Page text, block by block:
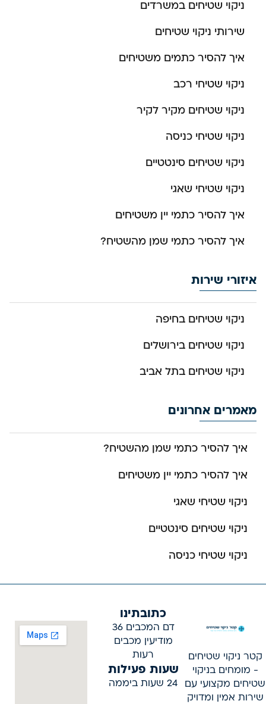
ניקוי שטיחים במשרדים
שירותי ניקוי שטיחים
איך להסיר כתמים משטיחים
ניקוי שטיחי רכב
ניקוי שטיחים מקיר לקיר
ניקוי שטיחי כניסה
ניקוי שטיחים סינטטיים
ניקוי שטיחי שאגי
איך להסיר כתמי יין משטיחים
איך להסיר כתמי שמן מהשטיח?
איזורי שירות
ניקוי שטיחים בחיפה
ניקוי שטיחים בירושלים
ניקוי שטיחים בתל אביב
מאמרים אחרונים
איך להסיר כתמי שמן מהשטיח?
איך להסיר כתמי יין משטיחים
ניקוי שטיחי שאגי
ניקוי שטיחים סינטטיים
ניקוי שטיחי כניסה
קטר ניקוי שטיחים
- מומחים בניקוי
שטיחים מקצועי עם
שירות אמין ומדויק
כתובתינו
דם המכבים 36
מודיעין מכבים
רעות
שעות פעילות
24 שעות ביממה